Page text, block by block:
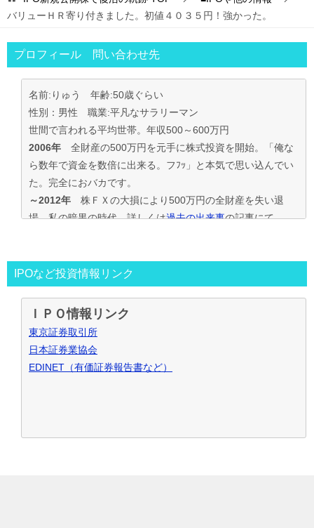
バリューＨＲ寄り付きました。初値４０３５円！強かった。
プロフィール 問い合わせ先
名前:りゅう 年齢:50歳ぐらい
性別：男性 職業:平凡なサラリーマン
世間で言われる平均世帯。年収500～600万円
2006年 全財産の500万円を元手に株式投資を開始。「俺な
ら数年で資金を数倍に出来る。フﾌｯ」と本気で思い込んでい
た。完全におバカです。
～2012年 株ＦＸの大損により500万円の全財産を失い退
場。私の暗黒の時代。詳しくは過去の出来事の記事にて
投資の王道は手堅くｺﾂｺﾂ長期間、実践して利益を積上げて行
く事と気付く。
IPO投資で毎年50万円ずつ増やす目標。
～2016年目標を大きく上回り500万円の大損分を取り戻す
事が出来た。
2017年～資金も順調に増えたのでIPO投資資金を500万円
で残りの資金でIPOｾｶﾝﾀﾞﾘｰ･ﾛﾎﾞｱﾄﾞﾊﾞｲｻﾞｰ･ｿｰｼｬﾙﾚﾝﾃﾞｨﾝｸﾞ･暴
IPOなど投資情報リンク
ＩＰＯ情報リンク
東京証券取引所
日本証券業協会
EDINET（有価証券報告書など）